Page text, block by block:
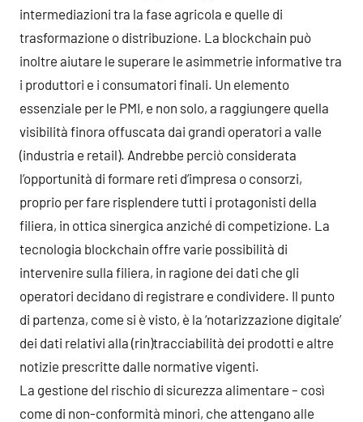
intermediazioni tra la fase agricola e quelle di
trasformazione o distribuzione. La blockchain può
inoltre aiutare le superare le asimmetrie informative tra
i produttori e i consumatori finali. Un elemento
essenziale per le PMI, e non solo, a raggiungere quella
visibilità finora offuscata dai grandi operatori a valle
(industria e retail). Andrebbe perciò considerata
l’opportunità di formare reti d’impresa o consorzi,
proprio per fare risplendere tutti i protagonisti della
filiera, in ottica sinergica anziché di competizione. La
tecnologia blockchain offre varie possibilità di
intervenire sulla filiera, in ragione dei dati che gli
operatori decidano di registrare e condividere. Il punto
di partenza, come si è visto, è la ‘notarizzazione digitale’
dei dati relativi alla (rin)tracciabilità dei prodotti e altre
notizie prescritte dalle normative vigenti.
La gestione del rischio di sicurezza alimentare – così
come di non-conformità minori, che attengano alle